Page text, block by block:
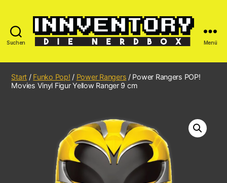
Suchen Menü
Start / Funko Pop! / Power Rangers / Power Rangers POP!
Movies Vinyl Figur Yellow Ranger 9 cm